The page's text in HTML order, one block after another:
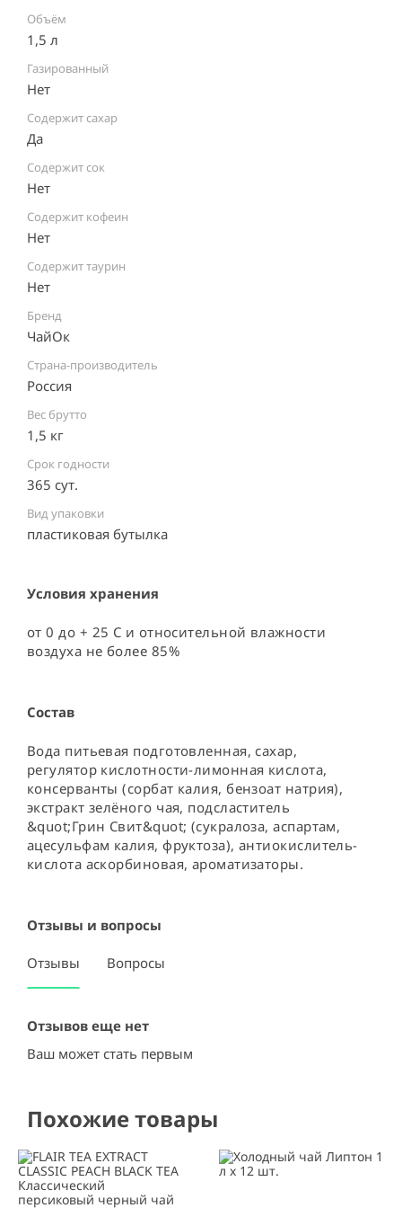
Объём
1,5 л
Газированный
Нет
Содержит сахар
Да
Содержит сок
Нет
Содержит кофеин
Нет
Содержит таурин
Нет
Бренд
ЧайОк
Страна-производитель
Россия ⠀
Вес брутто
1,5 кг
Срок годности
365 сут.
Вид упаковки
пластиковая бутылка ⠀
Условия хранения
от 0 до + 25 С и относительной влажности
воздуха не более 85%
Состав
Вода питьевая подготовленная, сахар,
регулятор кислотности-лимонная кислота,
консерванты (сорбат калия, бензоат натрия),
экстракт зелёного чая, подсластитель
&quot;Грин Свит&quot; (сукралоза, аспартам,
ацесульфам калия, фруктоза), антиокислитель-
кислота аскорбиновая, ароматизаторы.
Отзывы и вопросы
Отзывы Вопросы
Отзывов еще нет
Ваш может стать первым
Похожие товары